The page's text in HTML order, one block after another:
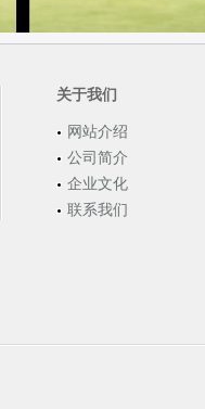
关于我们
网站介绍
公司简介
企业文化
联系我们